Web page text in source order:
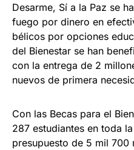
Desarme, Sí a la Paz se
fuego por dinero en
bélicos por opciones
del Bienestar se han
con la entrega de 2
nuevos de primera
Con las Becas para el
287 estudiantes en toda
presupuesto de 5 mil 700